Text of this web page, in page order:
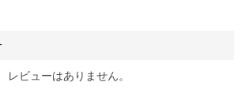
レビューはありません。